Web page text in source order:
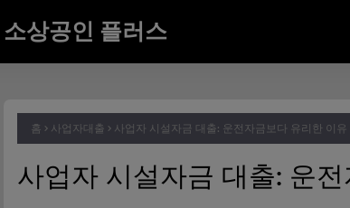
소상공인 플러스
홈 사업자대출 사업자 시설자금 대출: 운전자금보다 유리한 이유
사업자 시설자금 대출: 운